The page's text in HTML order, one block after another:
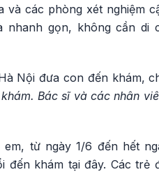
các phòng xét nghiệm
nhanh gọn, không cần di
Nội đưa con đến khám,
Bác sĩ và các nhân
từ ngày 1/6 đến hết
đến khám tại đây. Các